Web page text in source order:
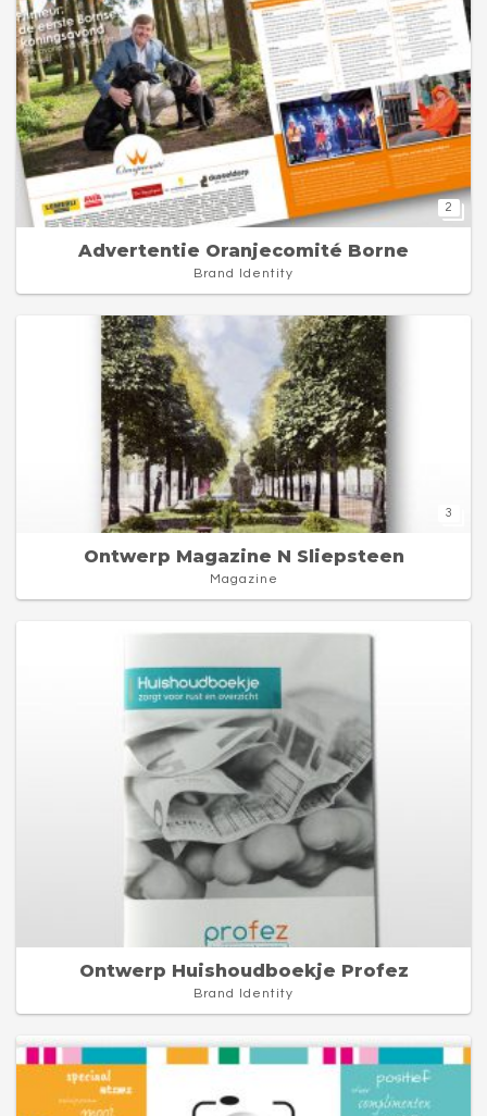
2
Advertentie Oranjecomité Borne
Brand Identity
3
Ontwerp Magazine N Sliepsteen
Magazine
Ontwerp Huishoudboekje Profez
Brand Identity